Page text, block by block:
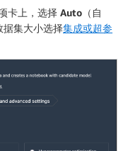
卡上，选择 Auto （自
集大小选择集成或超参